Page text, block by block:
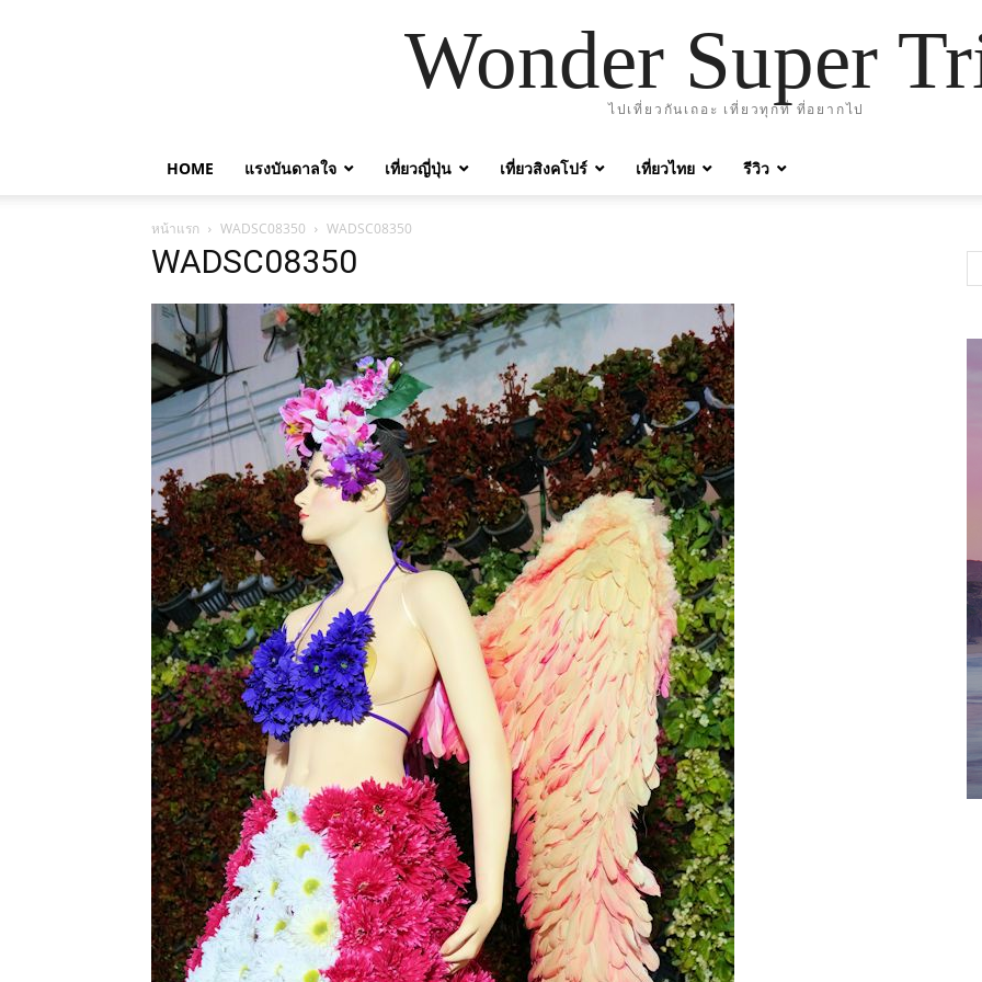
Wonder Super
ไปเที่ยวกันเถอะ เที่ยวทุกที่ ที่อยากไป
HOME แรงบันดาลใจ เที่ยวญี่ปุ่น เที่ยวสิงคโปร์ เที่ยวไทย รีวิว
หน้าแรก WADSC08350 WADSC08350
WADSC08350